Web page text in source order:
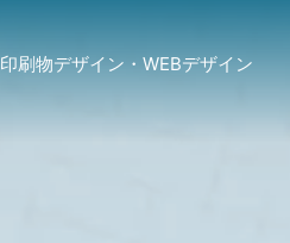
印刷物デザイン・WEBデザイン